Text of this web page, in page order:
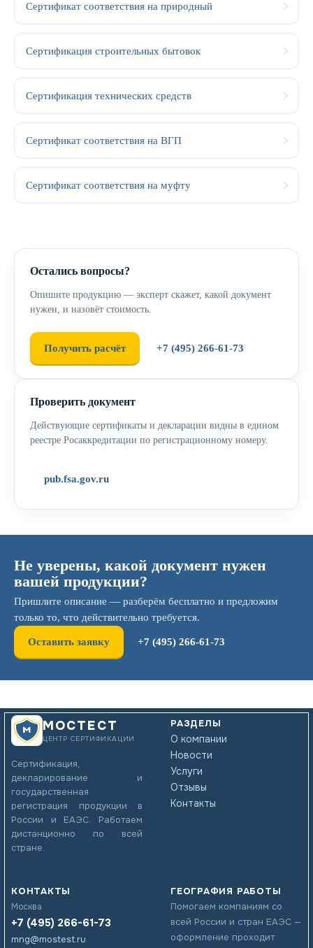
Сертификат соответствия на природный
Сертификация строительных бытовок
Сертификация технических средств
Сертификат соответствия на ВГП
Сертификат соответствия на муфту
Остались вопросы?
Опишите продукцию — эксперт скажет, какой документ
нужен, и назовёт стоимость.
Получить расчёт +7 (495) 266-61-73
Проверить документ
Действующие сертификаты и декларации видны в едином
реестре Росаккредитации по регистрационному номеру.
pub.fsa.gov.ru
Не уверены, какой документ нужен
вашей продукции?
Пришлите описание — разберём бесплатно и предложим
только то, что действительно требуется.
Оставить заявку +7 (495) 266-61-73
МОСТЕСТ
ЦЕНТР СЕРТИФИКАЦИИ
Сертификация,
декларирование и
государственная
регистрация продукции в
России и ЕАЭС. Работаем
дистанционно по всей
стране.
РАЗДЕЛЫ
О компании
Новости
Услуги
Отзывы
Контакты
КОНТАКТЫ
Москва
+7 (495) 266-61-73
mng@mostest.ru
ГЕОГРАФИЯ РАБОТЫ
Помогаем компаниям со
всей России и стран ЕАЭС —
оформление проходит